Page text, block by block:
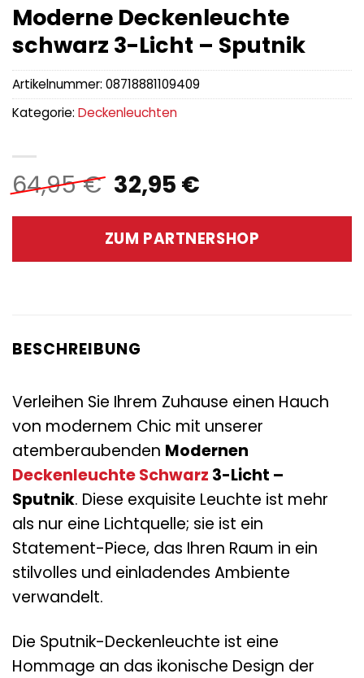
Moderne Deckenleuchte
schwarz 3-Licht – Sputnik
64,95€ Ursprünglicher
Preis
war:
64,95 €
32,95 €Aktueller
ist:
32,95 €.
ZUM PARTNERSHOP
Artikelnummer: 08718881109409
Kategorie: Deckenleuchten
BESCHREIBUNG
Verleihen Sie Ihrem Zuhause einen Hauch
von modernem Chic mit unserer
atemberaubenden Modernen
DeckenleuchteSchwarz 3-Licht –
Sputnik. Diese exquisite Leuchte ist mehr
als nur eine Lichtquelle; sie ist ein
Statement-Piece, das Ihren Raum in ein
stilvolles und einladendes Ambiente
verwandelt.
Die Sputnik-Deckenleuchte ist eine
Hommage an das ikonische Design der